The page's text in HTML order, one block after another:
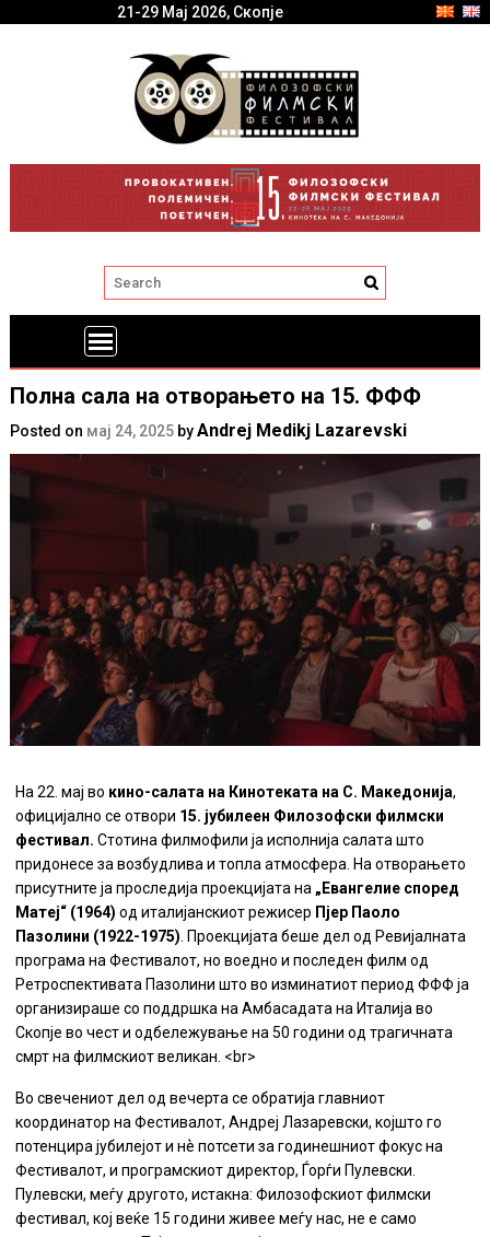
21-29 Мај 2026, Скопје
Полна сала на отворањето на 15. ФФФ
Posted on мај 24, 2025 byAndrej Medikj Lazarevski
На 22. мај во кино-салата на Кинотеката на С. Македонија,
официјално се отвори 15. јубилеен Филозофски филмски
фестивал. Стотина филмофили ја исполнија салата што
придонесе за возбудлива и топла атмосфера. На отворањето
присутните ја проследија проекцијата на „Евангелие според
Матеј“ (1964) од италијанскиот режисер Пјер Паоло
Пазолини (1922-1975). Проекцијата беше дел од Ревијалната
програма на Фестивалот, но воедно и последен филм од
Ретроспективата Пазолини што во изминатиот период ФФФ ја
организираше со поддршка на Амбасадата на Италија во
Скопје во чест и одбележување на 50 години од трагичната
смрт на филмскиот великан. <br>
Во свечениот дел од вечерта се обратија главниот
координатор на Фестивалот, Андреј Лазаревски, којшто го
потенцира јубилејот и нѐ потсети за годинешниот фокус на
Фестивалот, и програмскиот директор, Ѓорѓи Пулевски.
Пулевски, меѓу другото, истакна:Филозофскиот филмски
фестивал, кој веќе 15 години живее меѓу нас, не е само